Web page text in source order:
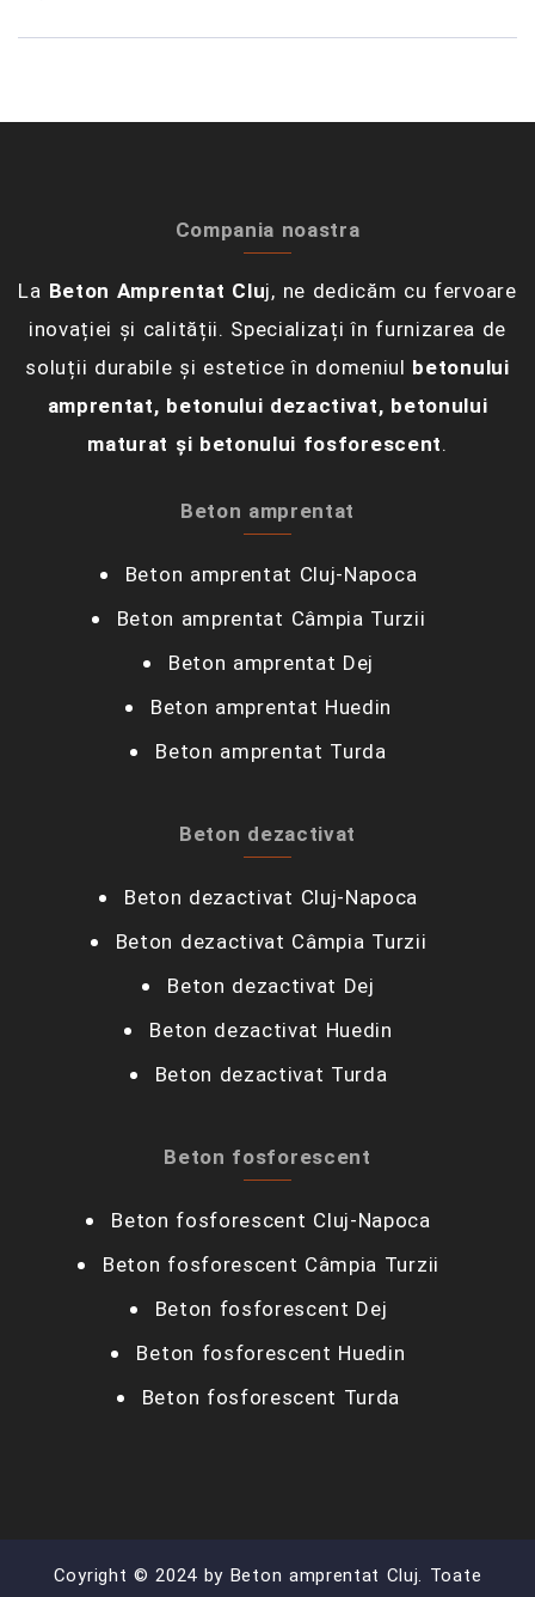
Compania noastra
La Beton Amprentat Cluj, ne dedicăm cu fervoare
inovației și calității. Specializați în furnizarea de
soluții durabile și estetice în domeniul betonului
amprentat, betonului dezactivat, betonului
maturat și betonului fosforescent.
Beton amprentat
Beton amprentat Cluj-Napoca
Beton amprentat Câmpia Turzii‎
Beton amprentat Dej
Beton amprentat Huedin
Beton amprentat Turda
Beton dezactivat
Beton dezactivat Cluj-Napoca
Beton dezactivat Câmpia Turzii‎
Beton dezactivat Dej
Beton dezactivat Huedin
Beton dezactivat Turda
Beton fosforescent
Beton fosforescent Cluj-Napoca
Beton fosforescent Câmpia Turzii‎
Beton fosforescent Dej
Beton fosforescent Huedin
Beton fosforescent Turda
Coyright © 2024 by Beton amprentat Cluj. Toate